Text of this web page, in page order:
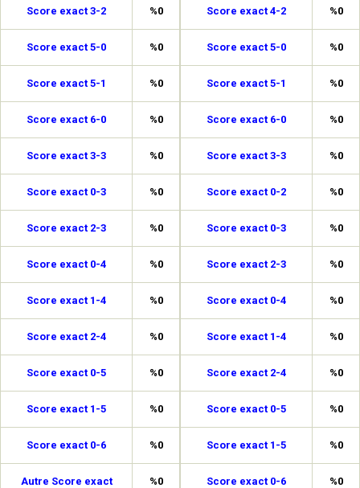
Score exact 3-2 %0
Score exact 5-0 %0
Score exact 5-1 %0
Score exact 6-0 %0
Score exact 3-3 %0
Score exact 0-3 %0
Score exact 2-3 %0
Score exact 0-4 %0
Score exact 1-4 %0
Score exact 2-4 %0
Score exact 0-5 %0
Score exact 1-5 %0
Score exact 0-6 %0
Autre Score exact %0
Score exact 4-2 %0
Score exact 5-0 %0
Score exact 5-1 %0
Score exact 6-0 %0
Score exact 3-3 %0
Score exact 0-2 %0
Score exact 0-3 %0
Score exact 2-3 %0
Score exact 0-4 %0
Score exact 1-4 %0
Score exact 2-4 %0
Score exact 0-5 %0
Score exact 1-5 %0
Score exact 0-6 %0